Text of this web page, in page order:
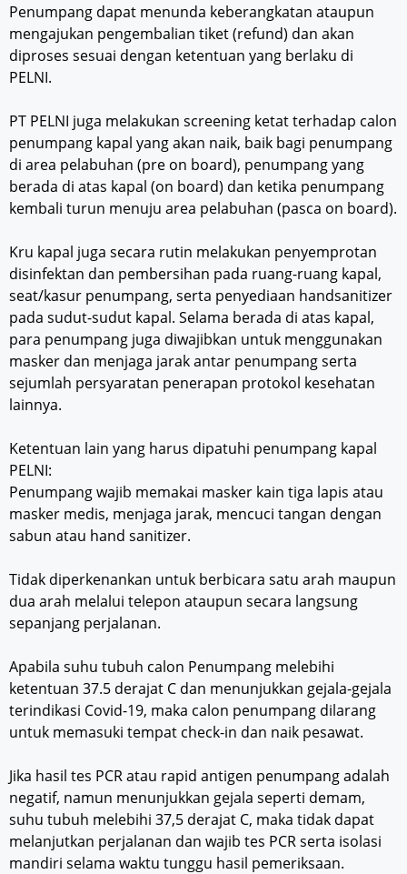
Penumpang dapat menunda keberangkatan ataupun
mengajukan pengembalian tiket (refund) dan akan
diproses sesuai dengan ketentuan yang berlaku di
PELNI.
PT PELNI juga melakukan screening ketat terhadap calon
penumpang kapal yang akan naik, baik bagi penumpang
di area pelabuhan (pre on board), penumpang yang
berada di atas kapal (on board) dan ketika penumpang
kembali turun menuju area pelabuhan (pasca on board).
Kru kapal juga secara rutin melakukan penyemprotan
disinfektan dan pembersihan pada ruang-ruang kapal,
seat/kasur penumpang, serta penyediaan handsanitizer
pada sudut-sudut kapal. Selama berada di atas kapal,
para penumpang juga diwajibkan untuk menggunakan
masker dan menjaga jarak antar penumpang serta
sejumlah persyaratan penerapan protokol kesehatan
lainnya.
Ketentuan lain yang harus dipatuhi penumpang kapal
PELNI:
Penumpang wajib memakai masker kain tiga lapis atau
masker medis, menjaga jarak, mencuci tangan dengan
sabun atau hand sanitizer.
Tidak diperkenankan untuk berbicara satu arah maupun
dua arah melalui telepon ataupun secara langsung
sepanjang perjalanan.
Apabila suhu tubuh calon Penumpang melebihi
ketentuan 37.5 derajat C dan menunjukkan gejala-gejala
terindikasi Covid-19, maka calon penumpang dilarang
untuk memasuki tempat check-in dan naik pesawat.
Jika hasil tes PCR atau rapid antigen penumpang adalah
negatif, namun menunjukkan gejala seperti demam,
suhu tubuh melebihi 37,5 derajat C, maka tidak dapat
melanjutkan perjalanan dan wajib tes PCR serta isolasi
mandiri selama waktu tunggu hasil pemeriksaan.